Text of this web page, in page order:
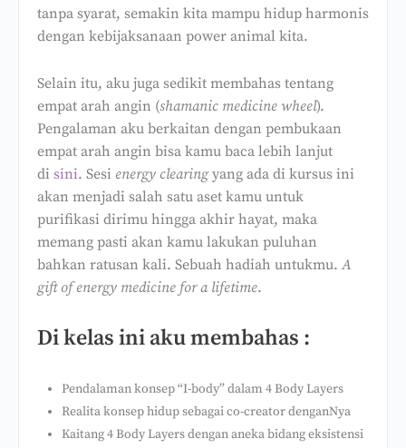
tanpa syarat, semakin kita mampu hidup harmonis
dengan kebijaksanaan power animal kita.
Selain itu, aku juga sedikit membahas tentang
empat arah angin (shamanic medicine wheel).
Pengalaman aku berkaitan dengan pembukaan
empat arah angin bisa kamu baca lebih lanjut
di sini. Sesi energy clearingyang ada di kursus ini
akan menjadi salah satu aset kamu untuk
purifikasi dirimu hingga akhir hayat, maka
memang pasti akan kamu lakukan puluhan
bahkan ratusan kali. Sebuah hadiah untukmu.A
gift of energy medicine for a lifetime.
Di kelas ini aku membahas :
Pendalaman konsep “I-body” dalam 4 Body Layers
Realita konsep hidup sebagai co-creator denganNya
Kaitang 4 Body Layers dengan aneka bidang eksistensi